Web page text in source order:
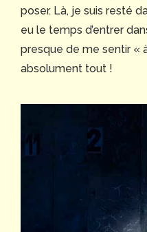
poser. Là, je suis resté
eu le temps d’entrer
presque de me sentir «
absolument tout !